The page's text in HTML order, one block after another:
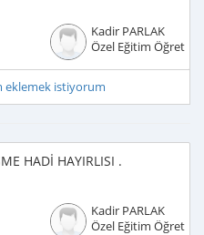
Kadir PARLAK
Özel Eğitim
eklemek istiyorum
HADİ HAYIRLISI .
Kadir PARLAK
Özel Eğitim